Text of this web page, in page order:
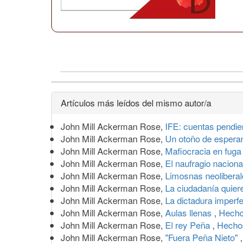
Detalles
del
artículo
Artículos más leídos del mismo autor/a
John Mill Ackerman Rose, IFE: cuentas
John Mill Ackerman Rose, Un otoño de
John Mill Ackerman Rose, Mafiocracia en fuga
John Mill Ackerman Rose, El naufragio
John Mill Ackerman Rose, Limosnas
John Mill Ackerman Rose, La ciudadanía
John Mill Ackerman Rose, La dictadura
John Mill Ackerman Rose, Aulas llenas ,
John Mill Ackerman Rose, El rey Peña ,
John Mill Ackerman Rose, "Fuera Peña Nieto" ,